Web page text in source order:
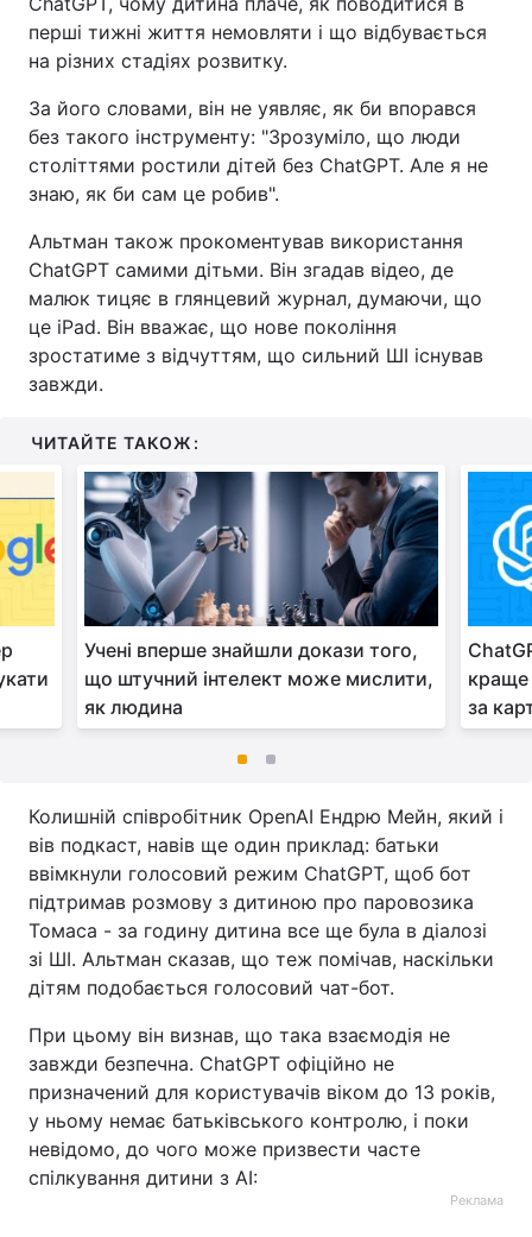
перші тижні життя немовляти і що відбувається
на різних стадіях розвитку.
За його словами, він не уявляє, як би впорався
без такого інструменту: "Зрозуміло, що люди
століттями ростили дітей без ChatGPT. Але я не
знаю, як би сам це робив".
Альтман також прокоментував використання
ChatGPT самими дітьми. Він згадав відео, де
малюк тицяє в глянцевий журнал, думаючи, що
це iPad. Він вважає, що нове покоління
зростатиме з відчуттям, що сильний ШІ існував
завжди.
ЧИТАЙТЕ ТАКОЖ:
Учені вперше знайшли докази того,
що штучний інтелект може мислити,
як людина
краще
за
Колишній співробітник OpenAI Ендрю Мейн, який і
вів подкаст, навів ще один приклад: батьки
ввімкнули голосовий режим ChatGPT, щоб бот
підтримав розмову з дитиною про паровозика
Томаса - за годину дитина все ще була в діалозі
зі ШІ. Альтман сказав, що теж помічав, наскільки
дітям подобається голосовий чат-бот.
При цьому він визнав, що така взаємодія не
завжди безпечна. ChatGPT офіційно не
призначений для користувачів віком до 13 років,
у ньому немає батьківського контролю, і поки
невідомо, до чого може призвести часте
спілкування дитини з АІ:
Реклама